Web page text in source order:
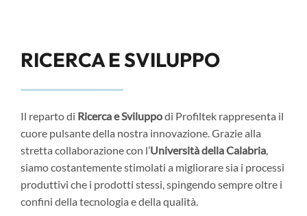
RICERCA E SVILUPPO
Il reparto di Ricerca e Sviluppodi Profiltek rappresenta il
cuore pulsante della nostra innovazione. Grazie alla
stretta collaborazione con l’Università della Calabria,
siamo costantemente stimolati a migliorare sia i processi
produttivi che i prodotti stessi, spingendo sempre oltre i
confini della tecnologia e della qualità.